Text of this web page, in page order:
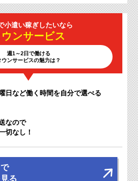
小遣い稼ぎしたいなら
ンサービス
週1～2日で働ける
ウンサービスの魅力は？
日など働く時間を自分で選べる
なので
切なし！
る